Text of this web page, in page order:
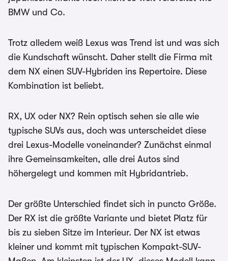
BMW und Co.
Trotz alledem weiß Lexus was Trend ist und was sich
die Kundschaft wünscht. Daher stellt die Firma mit
dem NX einen SUV-Hybriden ins Repertoire. Diese
Kombination ist beliebt.
RX, UX oder NX? Rein optisch sehen sie alle wie
typische SUVs aus, doch was unterscheidet diese
drei Lexus-Modelle voneinander? Zunächst einmal
ihre Gemeinsamkeiten, alle drei Autos sind
höhergelegt und kommen mit Hybridantrieb.
Der größte Unterschied findet sich in puncto Größe.
Der RX ist die größte Variante und bietet Platz für
bis zu sieben Sitze im Interieur. Der NX ist etwas
kleiner und kommt mit typischen Kompakt-SUV-